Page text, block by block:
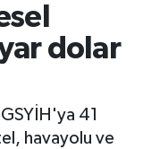
dolar
41
havayolu ve